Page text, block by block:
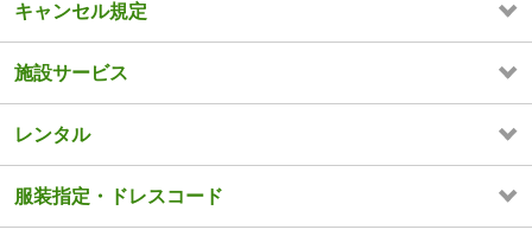
キャンセル規定
施設サービス
レンタル
服装指定・ドレスコード